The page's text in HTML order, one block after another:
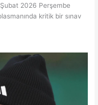
Şubat 2026 Perşembe
kritik bir sınav